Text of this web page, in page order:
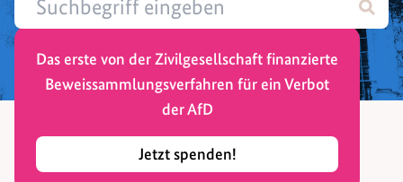
Das erste von der Zivilgesellschaft finanzierte
Beweissammlungsverfahren für ein Verbot
der AfD
Jetzt spenden!